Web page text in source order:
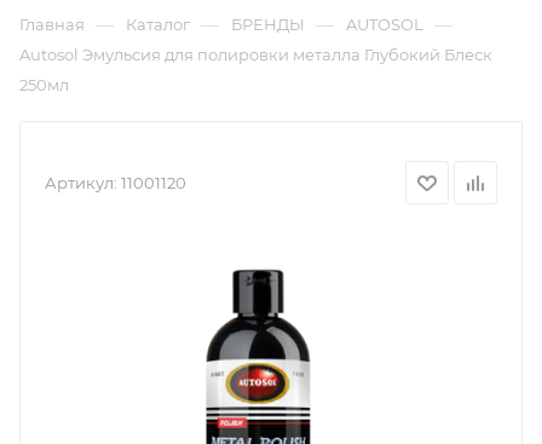
Главная — Каталог — БРЕНДЫ — AUTOSOL —
Autosol Эмульсия для полировки металла Глубокий Блеск
250мл
Артикул: 11001120